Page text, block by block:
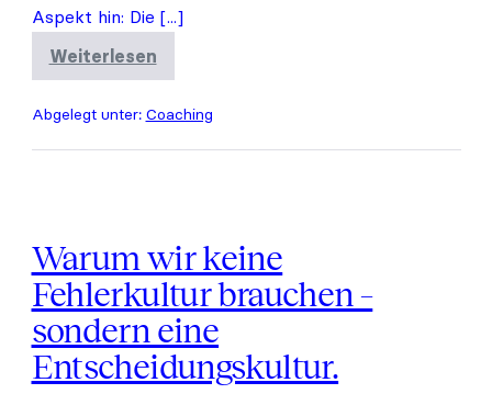
Aspekt hin: Die [...]
Weiterlesen
Wie
wird
der
verändern?
Abgelegt unter: Coaching
Warum wir keine
Fehlerkultur brauchen –
sondern eine
Entscheidungskultur.